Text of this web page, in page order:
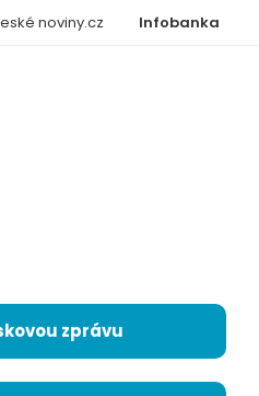
Infobanka
noviny.cz
zprávu